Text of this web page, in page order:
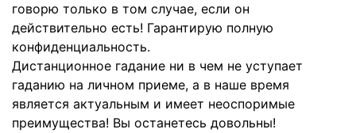
говорю только в том случае, если он
действительно есть! Гарантирую полную
конфиденциальность.
Дистанционное гадание ни в чем не уступает
гаданию на личном приеме, а в наше время
является актуальным и имеет неоспоримые
преимущества! Вы останетесь довольны!